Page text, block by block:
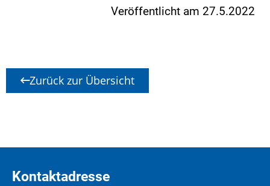
Veröffentlicht am 27.5.2022
Zurück zur Übersicht
Kontaktadresse